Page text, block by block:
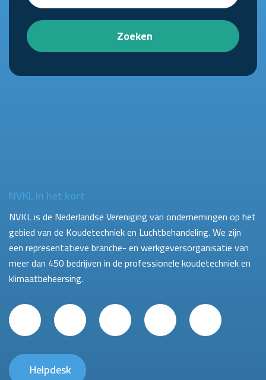
Zoeken
NVKL in het kort
NVKL is de Nederlandse Vereniging van ondernemingen op het
gebied van de Koudetechniek en Luchtbehandeling. We zijn
een representatieve branche- en werkgeversorganisatie van
meer dan 450 bedrijven in de professionele koudetechniek en
klimaatbeheersing.
Helpdesk